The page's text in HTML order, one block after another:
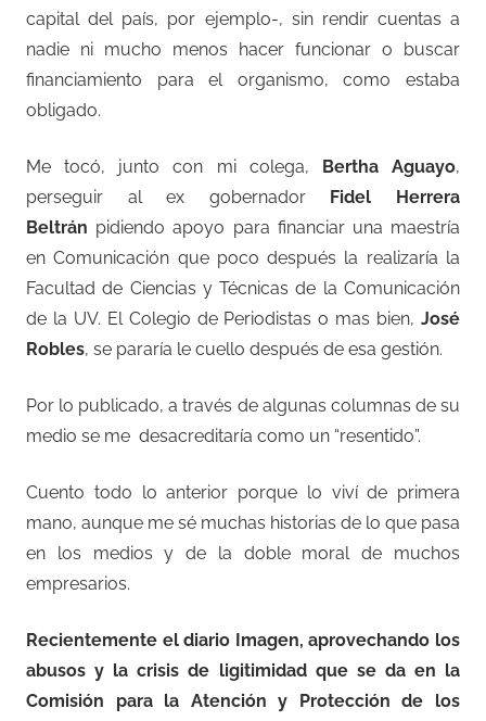
capital del país, por ejemplo-, sin rendir cuentas a
nadie ni mucho menos hacer funcionar o buscar
financiamiento para el organismo, como estaba
obligado.
Me tocó, junto con mi colega, Bertha Aguayo,
perseguir al ex gobernador Fidel Herrera
Beltrán pidiendo apoyo para financiar una maestría
en Comunicación que poco después la realizaría la
Facultad de Ciencias y Técnicas de la Comunicación
de la UV. El Colegio de Periodistas o mas bien, José
Robles, se pararía le cuello después de esa gestión.
Por lo publicado, a través de algunas columnas de su
medio se me desacreditaría como un “resentido”.
Cuento todo lo anterior porque lo viví de primera
mano, aunque me sé muchas historias de lo que pasa
en los medios y de la doble moral de muchos
empresarios.
Recientemente el diario Imagen, aprovechando los
abusos y la crisis de ligitimidad que se da en la
Comisión para la Atención y Protección de los